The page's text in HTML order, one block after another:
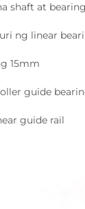
shaft at
ng linear
15mm
guide
guide rail